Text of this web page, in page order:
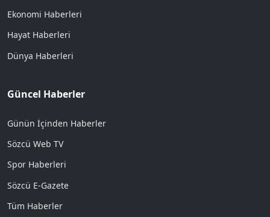
Ekonomi Haberleri
Hayat Haberleri
Dünya Haberleri
Güncel Haberler
Günün İçinden Haberler
Sözcü Web TV
Spor Haberleri
Sözcü E-Gazete
Tüm Haberler